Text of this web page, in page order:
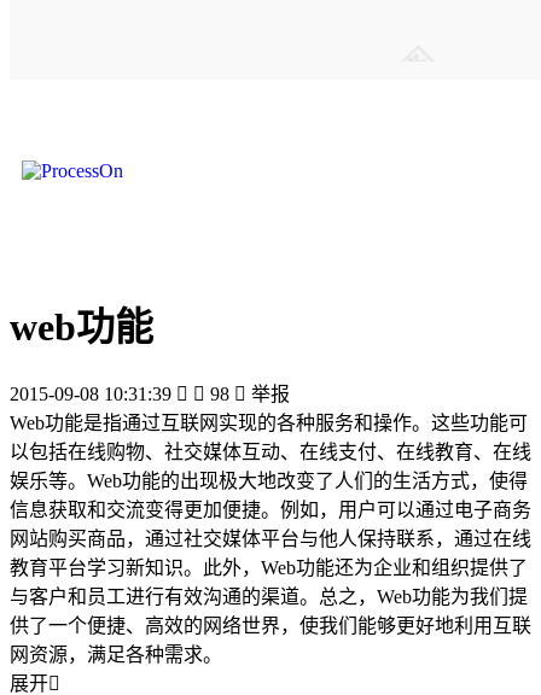
web功能
2015-09-08 10:31:39   98  举报
Web功能是指通过互联网实现的各种服务和操作。这些功能可
以包括在线购物、社交媒体互动、在线支付、在线教育、在线
娱乐等。Web功能的出现极大地改变了人们的生活方式，使得
信息获取和交流变得更加便捷。例如，用户可以通过电子商务
网站购买商品，通过社交媒体平台与他人保持联系，通过在线
教育平台学习新知识。此外，Web功能还为企业和组织提供了
与客户和员工进行有效沟通的渠道。总之，Web功能为我们提
供了一个便捷、高效的网络世界，使我们能够更好地利用互联
网资源，满足各种需求。
展开